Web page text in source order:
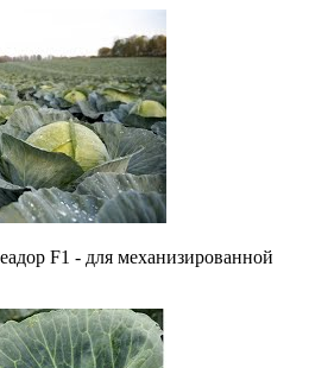
F1 - для механизированной